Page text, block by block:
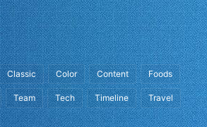
Classic Color Content Foods
Team Tech Timeline Travel